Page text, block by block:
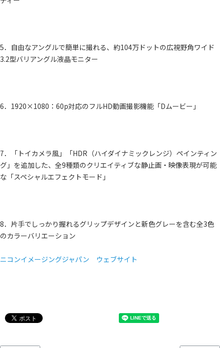
5．自由なアングルで簡単に撮れる、約104万ドットの広視野角ワイド
3.2型バリアングル液晶モニター
6．1920×1080：60p対応のフルHD動画撮影機能「Dムービー」
7．「トイカメラ風」「HDR（ハイダイナミックレンジ）ペインティン
グ」を追加した、全9種類のクリエイティブな静止画・映像表現が可能
な「スペシャルエフェクトモード」
8．片手でしっかり握れるグリップデザインと新色グレーを含む全3色
のカラーバリエーション
ニコンイメージングジャパン ウェブサイト